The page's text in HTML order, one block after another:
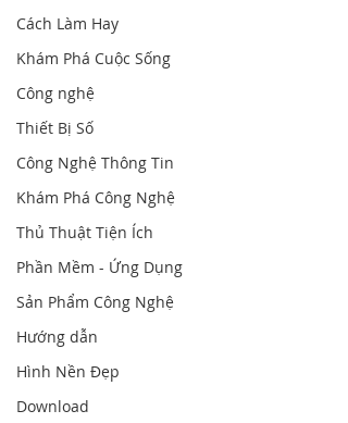
Cách Làm Hay
Khám Phá Cuộc Sống
Công nghệ
Thiết Bị Số
Công Nghệ Thông Tin
Khám Phá Công Nghệ
Thủ Thuật Tiện Ích
Phần Mềm - Ứng Dụng
Sản Phẩm Công Nghệ
Hướng dẫn
Hình Nền Đẹp
Download